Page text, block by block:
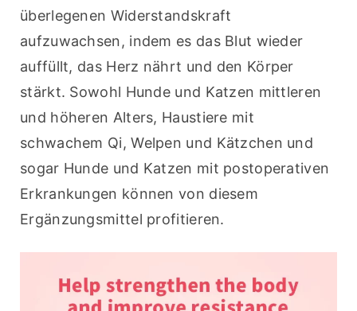
überlegenen Widerstandskraft
aufzuwachsen, indem es das Blut wieder
auffüllt, das Herz nährt und den Körper
stärkt. Sowohl Hunde und Katzen mittleren
und höheren Alters, Haustiere mit
schwachem Qi, Welpen und Kätzchen und
sogar Hunde und Katzen mit postoperativen
Erkrankungen können von diesem
Ergänzungsmittel profitieren.